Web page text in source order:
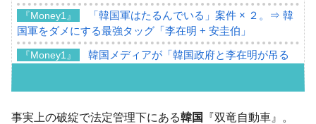
『Money1』
「韓国軍はたるんでいる」案件 × ２。⇒ 韓
国軍をダメにする最強タッグ「李在明 + 安圭伯」
『Money1』
韓国メディアが「韓国政府と李在明が吊る
『Money1』
韓国07月･物価指数「2.8％」に低下 ⇒ 実は
コアコアは上がった。
事実上の破綻で法定管理下にある韓国 『双竜自動車』。